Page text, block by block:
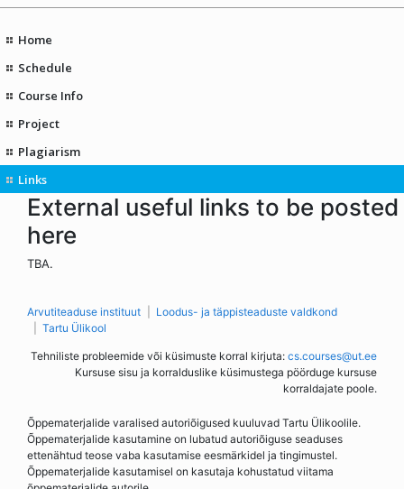
Home
Schedule
Course Info
Project
Plagiarism
Links
External useful links to be posted
here
TBA.
Arvutiteaduse instituut
Loodus- ja täppisteaduste valdkond
Tartu Ülikool
Tehniliste probleemide või küsimuste korral kirjuta: cs.courses@ut.ee
Kursuse sisu ja korralduslike küsimustega pöörduge kursuse
korraldajate poole.
Õppematerjalide varalised autoriõigused kuuluvad Tartu Ülikoolile.
Õppematerjalide kasutamine on lubatud autoriõiguse seaduses
ettenähtud teose vaba kasutamise eesmärkidel ja tingimustel.
Õppematerjalide kasutamisel on kasutaja kohustatud viitama